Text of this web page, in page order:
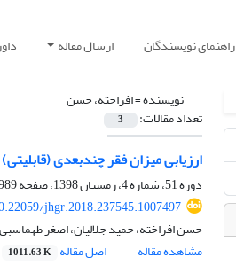
راهنمای نویسندگان ارسال مقاله
نویسنده =افراخته، حسن
تعداد مقالات: 3
ارزیابی میزان فقر چندبعدی
دوره 51، شماره 4، زمستان 1398، صفحه
1010
jhgr.2018.237545.1007497
حسن افراخته، حمید جلالیان، اصغر
مشاهده مقاله
اصل مقاله 1011.63 K